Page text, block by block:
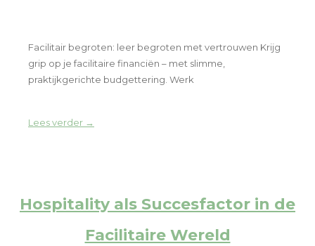
Facilitair begroten: leer begroten met vertrouwen Krijg
grip op je facilitaire financiën – met slimme,
praktijkgerichte budgettering. Werk
Lees verder →
Hospitality als Succesfactor in de
Facilitaire Wereld